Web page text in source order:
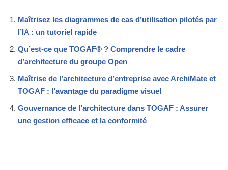
Maîtrisez les diagrammes de cas d’utilisation pilotés par
l’IA : un tutoriel rapide
Qu’est-ce que TOGAF® ? Comprendre le cadre
d’architecture du groupe Open
Maîtrise de l’architecture d’entreprise avec ArchiMate et
TOGAF : l’avantage du paradigme visuel
Gouvernance de l’architecture dans TOGAF : Assurer
une gestion efficace et la conformité